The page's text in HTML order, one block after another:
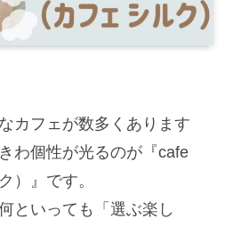
カフェが数多くあります
わ個性が光るのが『cafe
）』です。
といっても「選ぶ楽し